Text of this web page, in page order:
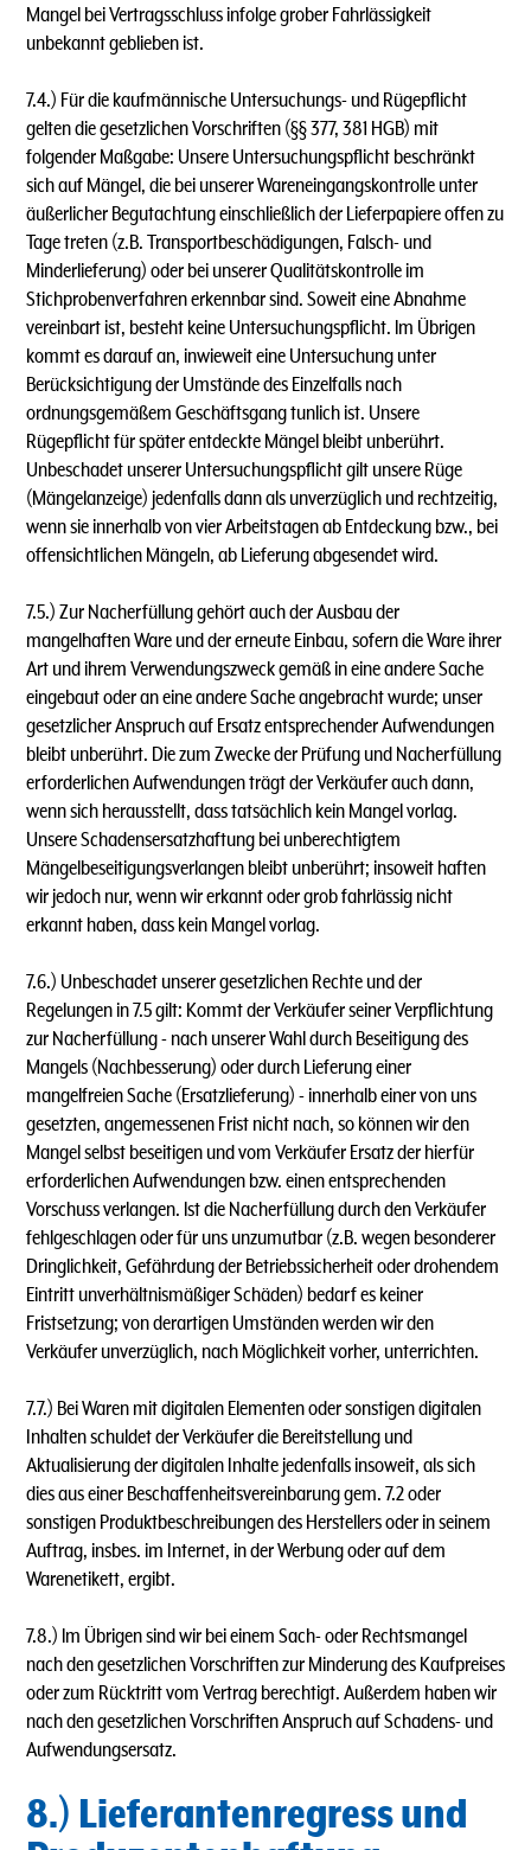
Mangel bei Vertragsschluss infolge grober Fahrlässigkeit
unbekannt geblieben ist.
7.4.) Für die kaufmännische Untersuchungs- und Rügepflicht
gelten die gesetzlichen Vorschriften (§§ 377, 381 HGB) mit
folgender Maßgabe: Unsere Untersuchungspflicht beschränkt
sich auf Mängel, die bei unserer Wareneingangskontrolle unter
äußerlicher Begutachtung einschließlich der Lieferpapiere offen zu
Tage treten (z.B. Transportbeschädigungen, Falsch- und
Minderlieferung) oder bei unserer Qualitätskontrolle im
Stichprobenverfahren erkennbar sind. Soweit eine Abnahme
vereinbart ist, besteht keine Untersuchungspflicht. lm Übrigen
kommt es darauf an, inwieweit eine Untersuchung unter
Berücksichtigung der Umstände des Einzelfalls nach
ordnungsgemäßem Geschäftsgang tunlich ist. Unsere
Rügepflicht für später entdeckte Mängel bleibt unberührt.
Unbeschadet unserer Untersuchungspflicht gilt unsere Rüge
(Mängelanzeige) jedenfalls dann als unverzüglich und rechtzeitig,
wenn sie innerhalb von vier Arbeitstagen ab Entdeckung bzw., bei
offensichtlichen Mängeln, ab Lieferung abgesendet wird.
7.5.) Zur Nacherfüllung gehört auch der Ausbau der
mangelhaften Ware und der erneute Einbau, sofern die Ware ihrer
Art und ihrem Verwendungszweck gemäß in eine andere Sache
eingebaut oder an eine andere Sache angebracht wurde; unser
gesetzlicher Anspruch auf Ersatz entsprechender Aufwendungen
bleibt unberührt. Die zum Zwecke der Prüfung und Nacherfüllung
erforderlichen Aufwendungen trägt der Verkäufer auch dann,
wenn sich herausstellt, dass tatsächlich kein Mangel vorlag.
Unsere Schadensersatzhaftung bei unberechtigtem
Mängelbeseitigungsverlangen bleibt unberührt; insoweit haften
wir jedoch nur, wenn wir erkannt oder grob fahrlässig nicht
erkannt haben, dass kein Mangel vorlag.
7.6.) Unbeschadet unserer gesetzlichen Rechte und der
Regelungen in 7.5 gilt: Kommt der Verkäufer seiner Verpflichtung
zur Nacherfüllung - nach unserer Wahl durch Beseitigung des
Mangels (Nachbesserung) oder durch Lieferung einer
mangelfreien Sache (Ersatzlieferung) - innerhalb einer von uns
gesetzten, angemessenen Frist nicht nach, so können wir den
Mangel selbst beseitigen und vom Verkäufer Ersatz der hierfür
erforderlichen Aufwendungen bzw. einen entsprechenden
Vorschuss verlangen. lst die Nacherfüllung durch den Verkäufer
fehlgeschlagen oder für uns unzumutbar (z.B. wegen besonderer
Dringlichkeit, Gefährdung der Betriebssicherheit oder drohendem
Eintritt unverhältnismäßiger Schäden) bedarf es keiner
Fristsetzung; von derartigen Umständen werden wir den
Verkäufer unverzüglich, nach Möglichkeit vorher, unterrichten.
7.7.) Bei Waren mit digitalen Elementen oder sonstigen digitalen
Inhalten schuldet der Verkäufer die Bereitstellung und
Aktualisierung der digitalen Inhalte jedenfalls insoweit, als sich
dies aus einer Beschaffenheitsvereinbarung gem. 7.2 oder
sonstigen Produktbeschreibungen des Herstellers oder in seinem
Auftrag, insbes. im Internet, in der Werbung oder auf dem
Warenetikett, ergibt.
7.8.) lm Übrigen sind wir bei einem Sach- oder Rechtsmangel
nach den gesetzlichen Vorschriften zur Minderung des Kaufpreises
oder zum Rücktritt vom Vertrag berechtigt. Außerdem haben wir
nach den gesetzlichen Vorschriften Anspruch auf Schadens- und
Aufwendungsersatz.
8.) Lieferantenregress und